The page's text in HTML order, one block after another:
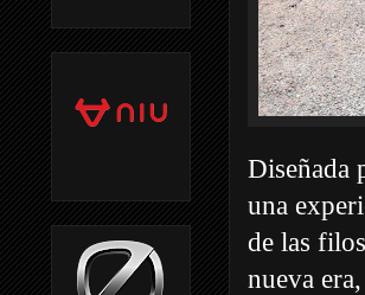
Diseñada
una
de las
nueva